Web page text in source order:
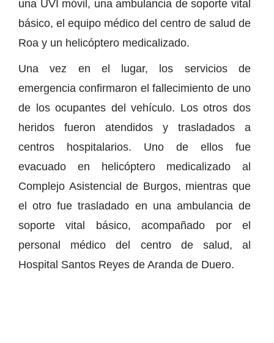
una UVI móvil, una ambulancia de soporte vital
básico, el equipo médico del centro de salud de
Roa y un helicóptero medicalizado.
Una vez en el lugar, los servicios de
emergencia confirmaron el fallecimiento de uno
de los ocupantes del vehículo. Los otros dos
heridos fueron atendidos y trasladados a
centros hospitalarios. Uno de ellos fue
evacuado en helicóptero medicalizado al
Complejo Asistencial de Burgos, mientras que
el otro fue trasladado en una ambulancia de
soporte vital básico, acompañado por el
personal médico del centro de salud, al
Hospital Santos Reyes de Aranda de Duero.